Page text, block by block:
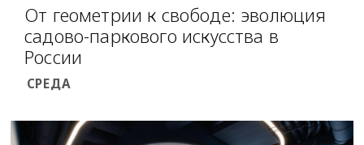
От геометрии к свободе: эволюция
садово-паркового искусства в
России
СРЕДА